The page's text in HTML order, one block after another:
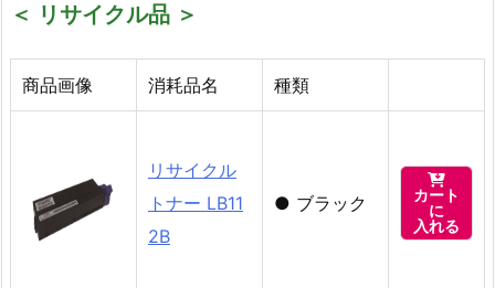
＜ リサイクル品 ＞
商品画像 消耗品名 種類
リサイクル
トナー LB11
2B
● ブラック

カート
に
入れる